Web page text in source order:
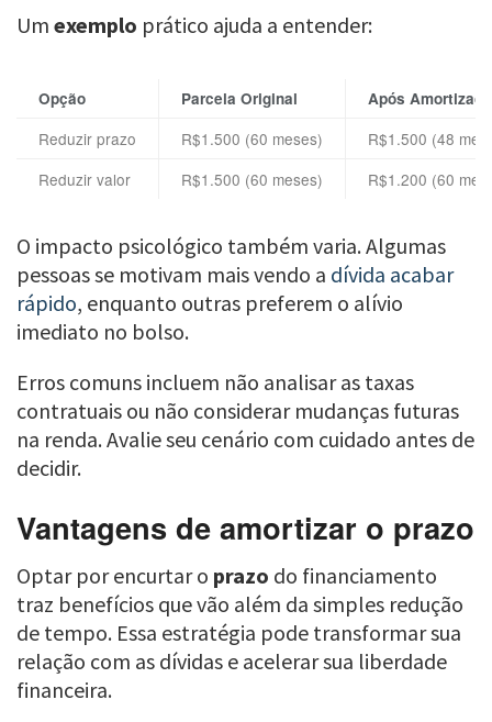
Um exemplo prático ajuda a entender:
Opção Parcela Original Após
Reduzir prazo R$1.500 (60 meses)
R$1.500 (48
Reduzir valor
R$1.500 (60 meses) R$1.200 (60
O impacto psicológico também varia. Algumas
pessoas se motivam mais vendo a dívida acabar
rápido, enquanto outras preferem o alívio
imediato no bolso.
Erros comuns incluem não analisar as taxas
contratuais ou não considerar mudanças futuras
na renda. Avalie seu cenário com cuidado antes de
decidir.
Vantagens de amortizar o prazo
Optar por encurtar o prazo do financiamento
traz benefícios que vão além da simples redução
de tempo. Essa estratégia pode transformar sua
relação com as dívidas e acelerar sua liberdade
financeira.